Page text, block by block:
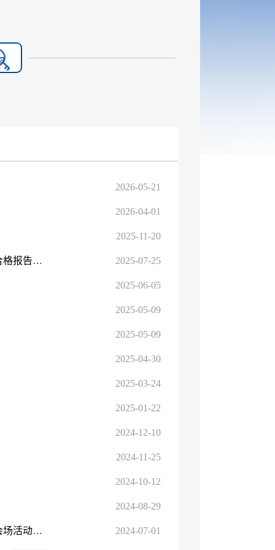
2026-05-21
2026-04-01
2025-11-20
昌吉州住建局加大房屋市政工程建筑原材料和构配件检测不合格报告闭合处理 2025-07-25
2025-06-05
2025-05-09
2025-05-09
2025-04-30
2025-03-24
2025-01-22
2024-12-10
2024-11-25
2024-10-12
2024-08-29
2024年自治区质量安全标准化工地暨应急演练现场观摩会分会场活动在昌吉阜康市圆满举行 2024-07-01